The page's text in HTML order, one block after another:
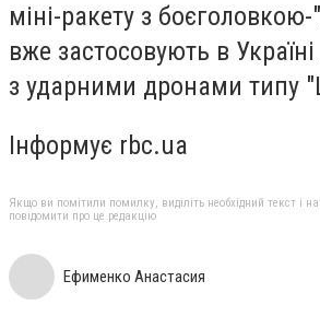
міні-ракету з боєголовкою-
вже застосовують в
з ударними дронами типу
Інформує rbc.ua
Якщо ви помітили помилку, виділіть необхідний текст і
повідомити про це редакцію
Ефименко Анастасия